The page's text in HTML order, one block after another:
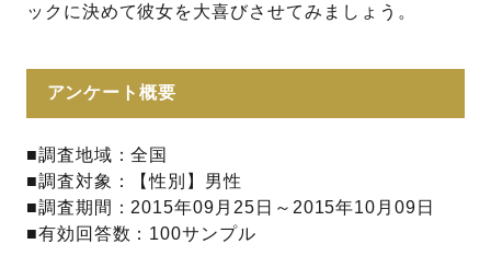
ックに決めて彼女を大喜びさせてみましょう。
アンケート概要
■調査地域：全国
■調査対象：【性別】男性
■調査期間：2015年09月25日～2015年10月09日
■有効回答数：100サンプル